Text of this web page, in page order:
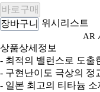
바로구매
장바구니
위시리스트
AR
상품상세정보
- 최적의 밸런스로 도출
- 구현난이도 극상의 정
- 일본 최고의 티타늄